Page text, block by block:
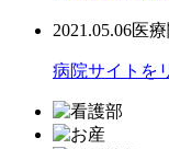
2021.05.06医
病院サイトを